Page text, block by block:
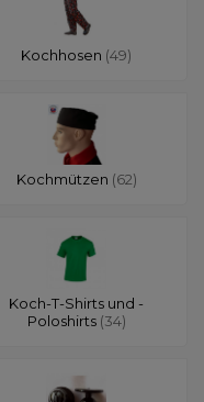
Kochhosen (49)
Kochmützen (62)
Koch-T-Shirts und -
Poloshirts (34)